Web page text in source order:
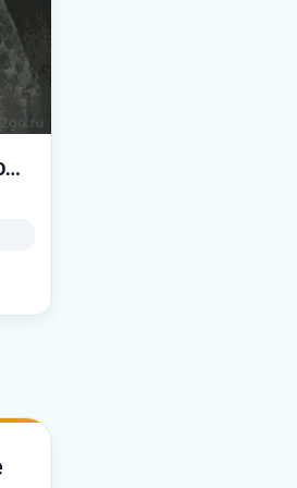
Z -=ZLOY-#3-BASIC-(cs_office)-[ZLOYGAMES.COM]=-